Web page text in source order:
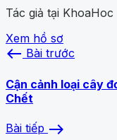
Tác giả tại KhoaHoc
Xem hồ sơ
west Bài trước
Cận cảnh loại cây
Chết
Bài tiếp east